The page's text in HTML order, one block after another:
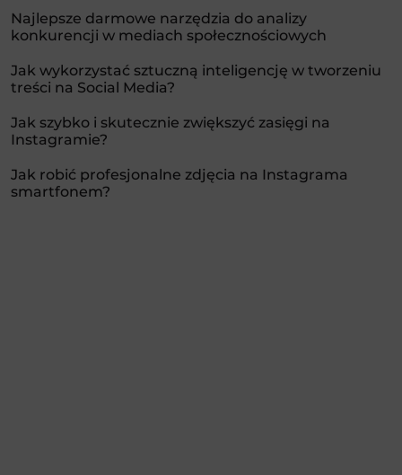
Najlepsze darmowe narzędzia do analizy
konkurencji w mediach społecznościowych
Jak wykorzystać sztuczną inteligencję w tworzeniu
treści na Social Media?
Jak szybko i skutecznie zwiększyć zasięgi na
Instagramie?
Jak robić profesjonalne zdjęcia na Instagrama
smartfonem?